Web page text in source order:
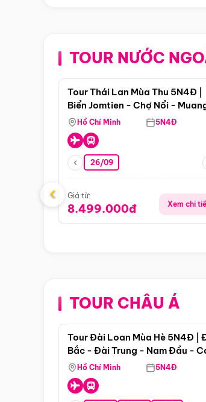
TOUR NƯỚCĐiểm nổi
Tour Thái Lan Mùa Thu 5N4Đ |
Biển Jomtien - Chợ Nổi -
Boran - Suanthai
Hồ Chí Minh 5N4Đ
26/09
Giá từ:
8.499.000đ Xem chi
‹
TOUR CHÂU Á
Điểm nổi
Tour Đài Loan Mùa Hè 5N4Đ |
Bắc - Đài Trung - Nam Đầu -
Hùng ( Bay Vn)
Hồ Chí Minh 5N4Đ